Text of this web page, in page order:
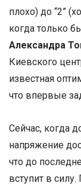
плохо) до “2”
когда только
Александра
Киевского
известная
что впервые
Сейчас, когда
напряжение
что до
вступит в